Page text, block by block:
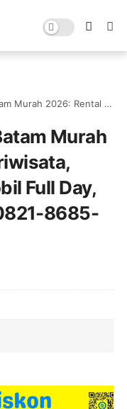
ELF, Van & Mobil Full Day, Half Day, Transfer | 0821-8685-2221
Murah
Full Day,
8685-